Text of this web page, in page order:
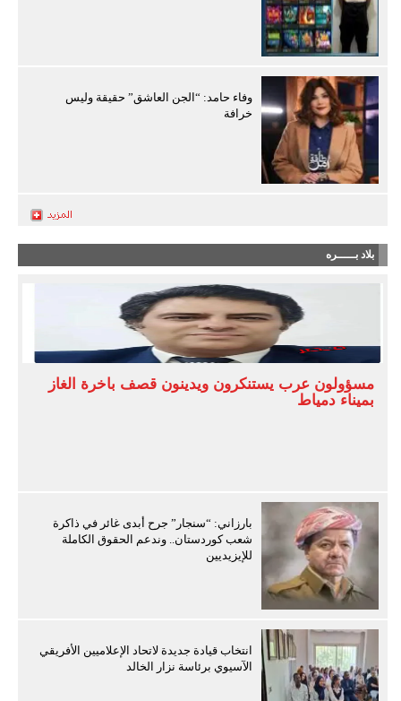
وفاء حامد: “الجن العاشق” حقيقة وليس
خرافة
بلاد بـــــره
مسؤولون عرب يستنكرون ويدينون قصف باخرة الغاز
بميناء دمياط
بارزاني: “سنجار” جرح أبدى غائر في ذاكرة
شعب كوردستان.. وندعم الحقوق الكاملة
للإيزيديين
انتخاب قيادة جديدة لاتحاد الإعلاميين الأفريقي
الآسيوي برئاسة نزار الخالد